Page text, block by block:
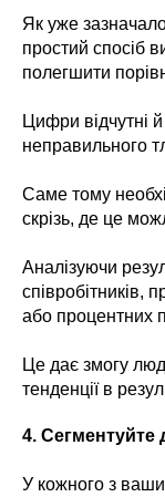
Як уже
простий спосіб
полегшити
Цифри відчутні
неправильного
Саме тому
скрізь, де це
Аналізуючи
співробітників,
або процентних
Це дає змогу
тенденції в
4. Сегментуйте
У кожного з